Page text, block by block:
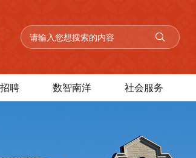
聘 数智南洋 社会服务